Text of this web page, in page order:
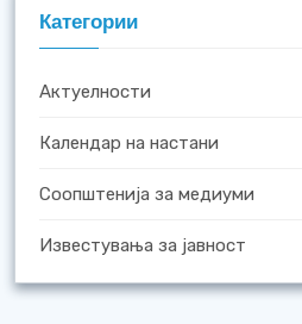
Категории
Актуелности
Календар на настани
Соопштенија за медиуми
Известувања за јавност